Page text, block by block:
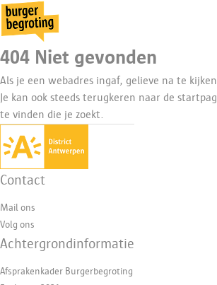
404 Niet gevonden
Als je een webadres ingaf, gelieve na te
Je kan ook steeds terugkeren naar de
te vinden die je zoekt.
Contact
Mail ons
Volg ons
Achtergrondinformatie
Afsprakenkader Burgerbegroting